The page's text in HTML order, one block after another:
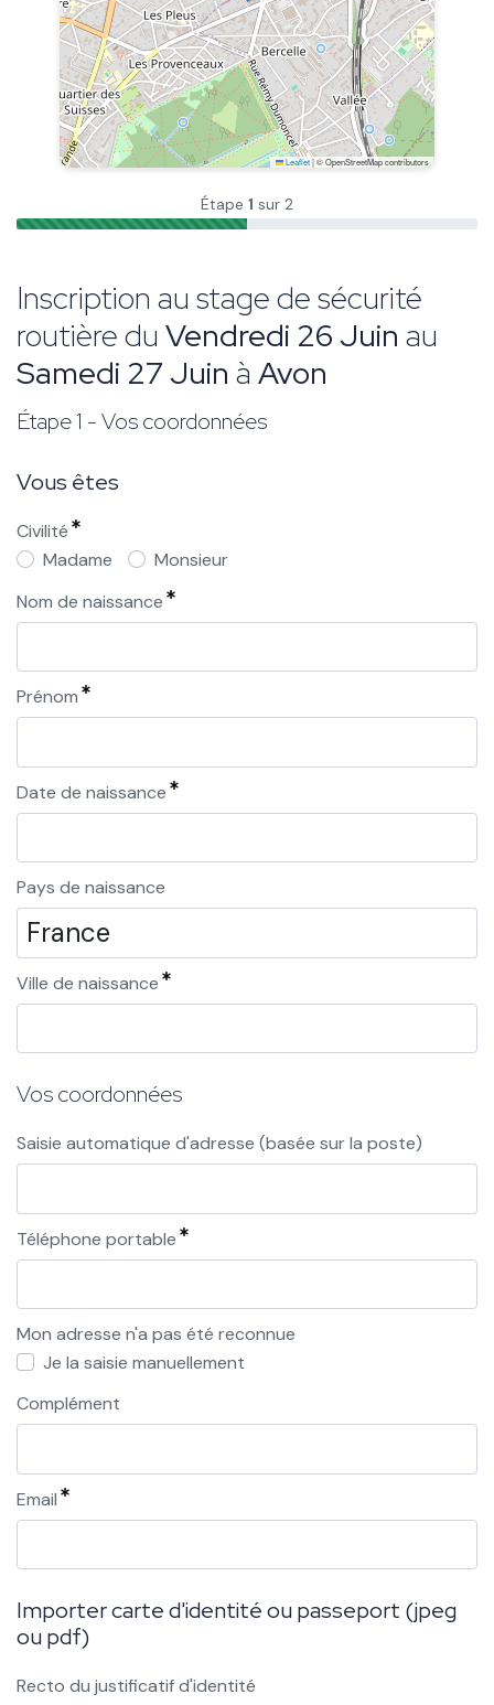
Leaflet|© OpenStreetMap contributors
Étape 1 sur 2
Inscription au stage de sécurité
routière du Vendredi 26 Juin au
Samedi 27 Juin à Avon
Étape 1 - Vos coordonnées
Vous êtes
Civilité
Madame
Monsieur
Nom de naissance
Prénom
Date de naissance
Pays de naissance
Ville de naissance
Vos coordonnées
Saisie automatique d'adresse (basée sur la poste)
Téléphone portable
Mon adresse n'a pas été reconnue
Je la saisie manuellement
Complément
Email
Importer carte d'identité ou passeport (jpeg
ou pdf)
Recto du justificatif d'identité